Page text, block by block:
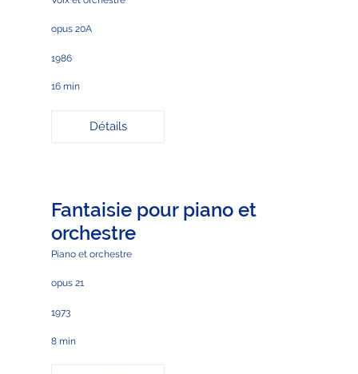
opus 20A
1986
16 min
Détails
Fantaisie pour piano et
orchestre
Piano et orchestre
opus 21
1973
8 min